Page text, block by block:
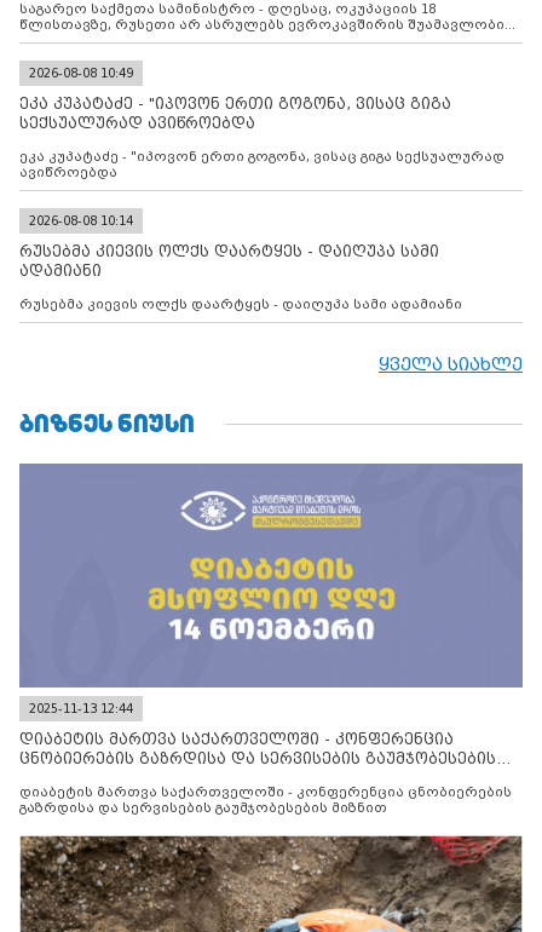
საგარეო საქმეთა სამინისტრო - დღესაც, ოკუპაციის 18
წლისთავზე, რუსეთი არ ასრულებს ევროკავშირის შუამავლობით
დადებულ 2008 წლის 12 აგვისტოს ცეცხლის შეწყვეტის
კონტროლს ოკუპირებულ რეგიონებში, აგრძელებს მათი
მილიტარიზაციის პროცესს და აქტიურად დგამს ნაბიჯებს მათი
ფაქტობრივი ანექსიისკენ
2026-08-08 10:49
ეკა კუპატაძე - "იპოვონ ერთი გოგონა, ვისაც გიგა
სექსუალურად ავიწროებდა
ეკა კუპატაძე - "იპოვონ ერთი გოგონა, ვისაც გიგა სექსუალურად
ავიწროებდა
2026-08-08 10:14
რუსებმა კიევის ოლქს დაარტყეს - დაიღუპა სამი
ადამიანი
რუსებმა კიევის ოლქს დაარტყეს - დაიღუპა სამი ადამიანი
ყველა სიახლე
ᲑᲘᲖᲜᲔᲡ ᲜᲘᲣᲡᲘ
2025-11-13 12:44
დიაბეტის მართვა საქართველოში - კონფერენცია
ცნობიერების გაზრდისა და სერვისების გაუმჯობესების
დიაბეტის მართვა საქართველოში - კონფერენცია ცნობიერების
გაზრდისა და სერვისების გაუმჯობესების მიზნით